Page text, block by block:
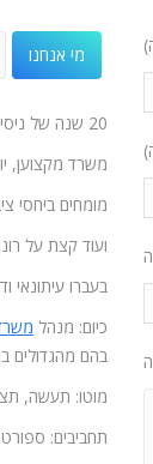
מי אנחנו
20 שנה של ניסיון עם רעב יומיומי לתוצאות והישגים.
משרד מקצוען,
מומחים ביחסי
ועוד קצת על
בעברו עיתונאי
כיום: מנהל
בהם מהגדולים
מוטו: תעשה,
תחביבים: